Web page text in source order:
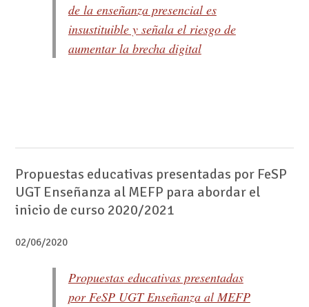
de la enseñanza presencial es
insustituible y señala el riesgo de
aumentar la brecha digital
Propuestas educativas presentadas por FeSP
UGT Enseñanza al MEFP para abordar el
inicio de curso 2020/2021
02/06/2020
Propuestas educativas presentadas
por FeSP UGT Enseñanza al MEFP